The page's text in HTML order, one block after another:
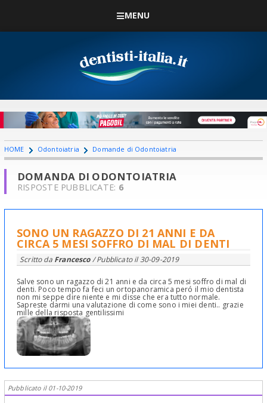
MENU
HOME Odontoiatria Domande di Odontoiatria
DOMANDA DI ODONTOIATRIA
RISPOSTE PUBBLICATE: 6
SONO UN RAGAZZO DI 21 ANNI E DA
CIRCA 5 MESI SOFFRO DI MAL DI DENTI
Scritto da Francesco/ Pubblicato il30-09-2019
Salve sono un ragazzo di 21 anni e da circa 5 mesi soffro di mal di
denti. Poco tempo fa feci un ortopanoramica peró il mio dentista
non mi seppe dire niente e mi disse che era tutto normale.
Sapreste darmi una valutazione di come sono i miei denti.. grazie
mille della risposta gentilissimi
Pubblicato il 01-10-2019